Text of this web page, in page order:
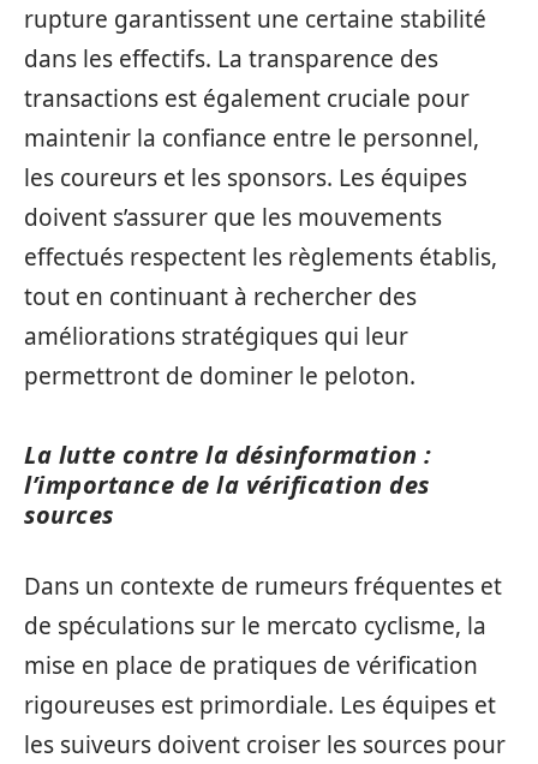
rupture garantissent une certaine stabilité
dans les effectifs. La transparence des
transactions est également cruciale pour
maintenir la confiance entre le personnel,
les coureurs et les sponsors. Les équipes
doivent s’assurer que les mouvements
effectués respectent les règlements établis,
tout en continuant à rechercher des
améliorations stratégiques qui leur
permettront de dominer le peloton.
La lutte contre la désinformation :
l’importance de la vérification des
sources
Dans un contexte de rumeurs fréquentes et
de spéculations sur le mercato cyclisme, la
mise en place de pratiques de vérification
rigoureuses est primordiale. Les équipes et
les suiveurs doivent croiser les sources pour